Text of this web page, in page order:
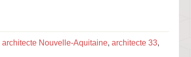
architecte Nouvelle-Aquitaine, architecte 33,